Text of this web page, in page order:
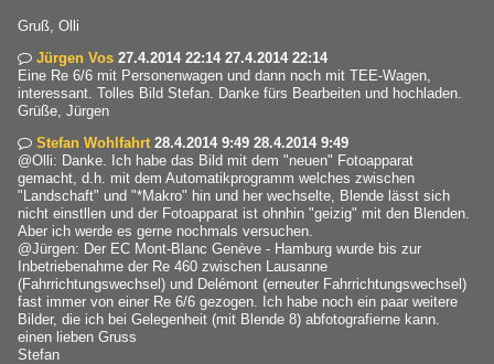
Gruß, Olli
 Jürgen Vos 27.4.2014 22:14 27.4.2014 22:14
Eine Re 6/6 mit Personenwagen und dann noch mit TEE-Wagen,
interessant. Tolles Bild Stefan. Danke fürs Bearbeiten und hochladen.
Grüße, Jürgen
 Stefan Wohlfahrt 28.4.2014 9:49 28.4.2014 9:49
@Olli: Danke. Ich habe das Bild mit dem "neuen" Fotoapparat
gemacht, d.h. mit dem Automatikprogramm welches zwischen
"Landschaft" und "*Makro" hin und her wechselte, Blende lässt sich
nicht einstllen und der Fotoapparat ist ohnhin "geizig" mit den Blenden.
Aber ich werde es gerne nochmals versuchen.
@Jürgen: Der EC Mont-Blanc Genève - Hamburg wurde bis zur
Inbetriebenahme der Re 460 zwischen Lausanne
(Fahrrichtungswechsel) und Delémont (erneuter Fahrrichtungswechsel)
fast immer von einer Re 6/6 gezogen. Ich habe noch ein paar weitere
Bilder, die ich bei Gelegenheit (mit Blende 8) abfotografierne kann.
einen lieben Gruss
Stefan